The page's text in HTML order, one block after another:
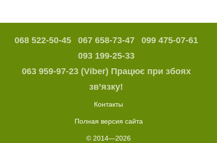
068 522-50-45 067 658-73-47
099 475-07-61
093 199-25-33
063 959-97-23 (Viber) Працює при збоях
зв’язку!
Контакты
Полная версия сайта
© 2014—2026